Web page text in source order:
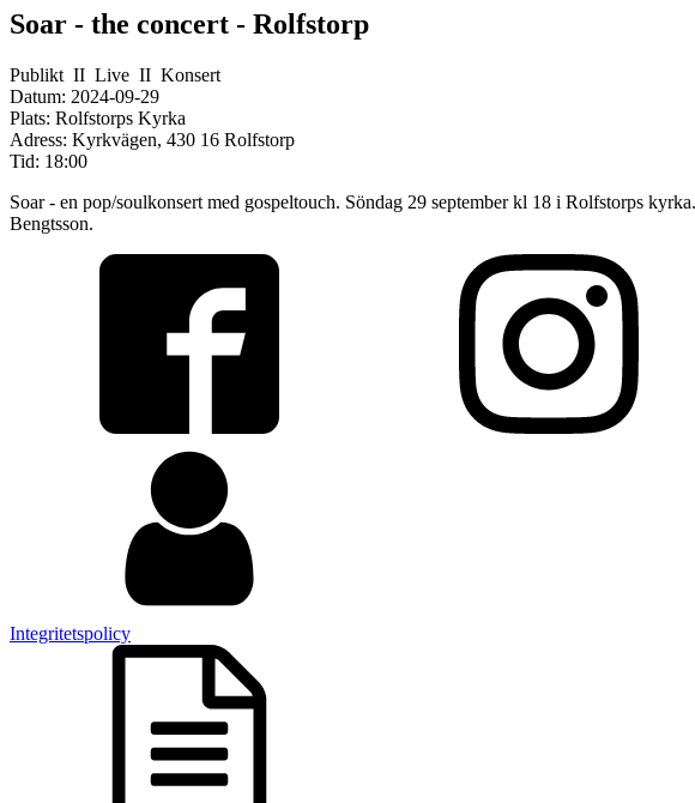
Soar - the concert - Rolfstorp
Publikt II Live II Konsert
Datum: 2024-09-29
Plats: Rolfstorps Kyrka
Adress: Kyrkvägen, 430 16 Rolfstorp
Tid: 18:00
Soar - en pop/soulkonsert med gospeltouch. Söndag 29 september kl 18 i Rolfstorps
Bengtsson.
Integritetspolicy